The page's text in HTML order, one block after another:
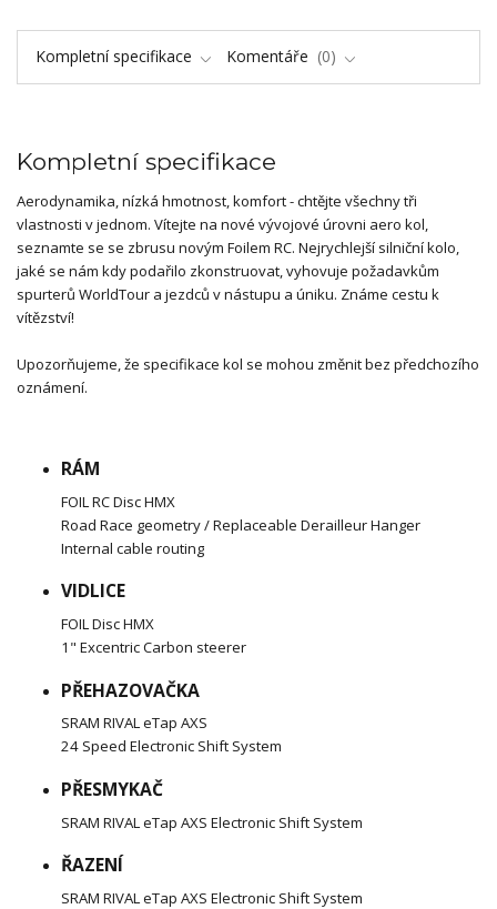
Kompletní specifikace Komentáře 0
Kompletní specifikace
Aerodynamika, nízká hmotnost, komfort - chtějte všechny tři
vlastnosti v jednom. Vítejte na nové vývojové úrovni aero kol,
seznamte se se zbrusu novým Foilem RC. Nejrychlejší silniční kolo,
jaké se nám kdy podařilo zkonstruovat, vyhovuje požadavkům
spurterů WorldTour a jezdců v nástupu a úniku. Známe cestu k
vítězství!
Upozorňujeme, že specifikace kol se mohou změnit bez předchozího
oznámení.
RÁM
FOIL RC Disc HMX
Road Race geometry / Replaceable Derailleur Hanger
Internal cable routing
VIDLICE
FOIL Disc HMX
1" Excentric Carbon steerer
PŘEHAZOVAČKA
SRAM RIVAL eTap AXS
24 Speed Electronic Shift System
PŘESMYKAČ
SRAM RIVAL eTap AXS Electronic Shift System
ŘAZENÍ
SRAM RIVAL eTap AXS Electronic Shift System